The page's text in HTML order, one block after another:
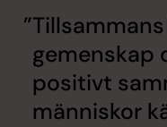
gemenskap
positivt
människor